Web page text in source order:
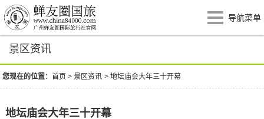
导航菜单
景区资讯
您现在的位置：首页 >景区资讯 >地坛庙会大年三十开幕
地坛庙会大年三十开幕